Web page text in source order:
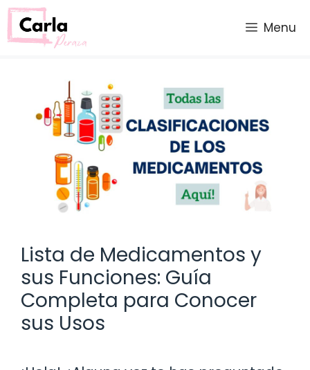
Saltar
al
contenido
Menu
Lista de Medicamentos y
sus Funciones: Guía
Completa para Conocer
sus Usos